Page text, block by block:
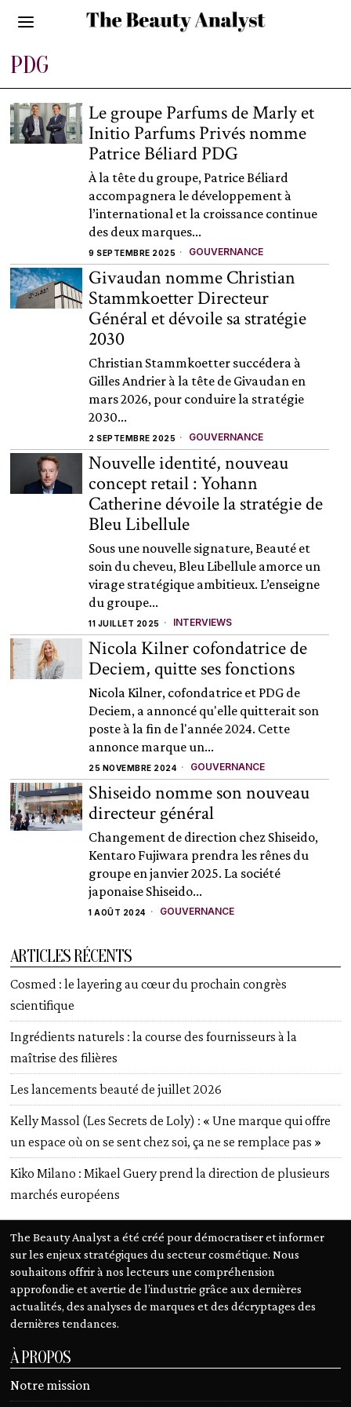
PDG
Le groupe Parfums de Marly et
Initio Parfums Privés nomme
Patrice Béliard PDG
À la tête du groupe, Patrice Béliard
accompagnera le développement à
l’international et la croissance continue
des deux marques...
9 SEPTEMBRE 2025 GOUVERNANCE
Givaudan nomme Christian
Stammkoetter Directeur
Général et dévoile sa stratégie
2030
Christian Stammkoetter succédera à
Gilles Andrier à la tête de Givaudan en
mars 2026, pour conduire la stratégie
2030...
2 SEPTEMBRE 2025 GOUVERNANCE
Nouvelle identité, nouveau
concept retail : Yohann
Catherine dévoile la stratégie de
Bleu Libellule
Sous une nouvelle signature, Beauté et
soin du cheveu, Bleu Libellule amorce un
virage stratégique ambitieux. L’enseigne
du groupe...
11 JUILLET 2025 INTERVIEWS
Nicola Kilner cofondatrice de
Deciem, quitte ses fonctions
Nicola Kilner, cofondatrice et PDG de
Deciem, a annoncé qu'elle quitterait son
poste à la fin de l'année 2024. Cette
annonce marque un...
25 NOVEMBRE 2024 GOUVERNANCE
Shiseido nomme son nouveau
directeur général
Changement de direction chez Shiseido,
Kentaro Fujiwara prendra les rênes du
groupe en janvier 2025. La société
japonaise Shiseido...
1 AOÛT 2024 GOUVERNANCE
ARTICLES RÉCENTS
Cosmed : le layering au cœur du prochain congrès
scientifique
Ingrédients naturels : la course des fournisseurs à la
maîtrise des filières
Les lancements beauté de juillet 2026
Kelly Massol (Les Secrets de Loly) : « Une marque qui offre
un espace où on se sent chez soi, ça ne se remplace pas »
Kiko Milano : Mikael Guery prend la direction de plusieurs
marchés européens
The Beauty Analyst a été créé pour démocratiser et informer
sur les enjeux stratégiques du secteur cosmétique. Nous
souhaitons offrir à nos lecteurs une compréhension
approfondie et avertie de l’industrie grâce aux dernières
actualités, des analyses de marques et des décryptages des
dernières tendances.
À PROPOS
Notre mission